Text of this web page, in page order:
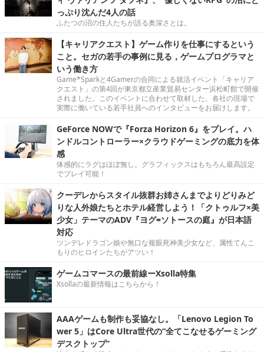
っぷり沈んだ4人の話
ふたつの沼の住人たちが語る奥深さとは。
【キャリアクエスト】ゲーム作りを仕事にするという
こと。セガの若手の事例に見る，ゲームプログラマと
いう働き方
Game*Sparkと4Gamerの合同による就活イベント「キャリア
クエスト」の第4回が東京都立産業貿易センター浜松町館で開催
されました。このイベントに合わせて取材した、各社の現場で
実際に働いている若手社員へのインタビューをお届けします。
GeForce NOWで『Forza Horizon 6』をプレイ。ハ
ンドルコントローラー×クラウドゲーミングの底力を体
感
体感的にラグはほぼ無し。グラフィックスはもちろん最高設定
でプレイ可能！
クーデレからスタイル抜群お姉さんまでよりどりみど
りな人外娘たちとホテル経営しよう！「クトゥルフ×美
少女」テーマのADV『ヨグ=ソトースの庭』が日本語
対応
ツンデレドラゴン娘や無口な複眼死神美少女など、属性てんこ
もりのヒロインたちがアツい！
ゲームコマースの最前線ーXsolla特集
Xsollaの最新情報はこちらから！
AAAゲームも制作も妥協なし。「Lenovo Legion To
wer 5」はCore Ultra世代の“全てこなせるゲーミング
デスクトップ”